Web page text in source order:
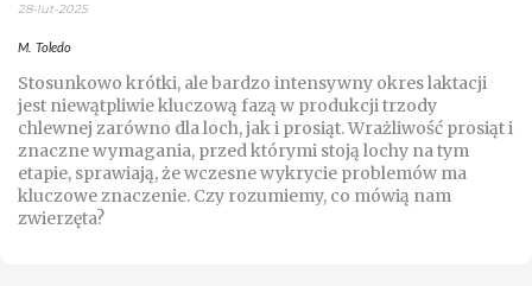
28-lut-2025
M. Toledo
Stosunkowo krótki, ale bardzo intensywny okres laktacji
jest niewątpliwie kluczową fazą w produkcji trzody
chlewnej zarówno dla loch, jak i prosiąt. Wrażliwość prosiąt i
znaczne wymagania, przed którymi stoją lochy na tym
etapie, sprawiają, że wczesne wykrycie problemów ma
kluczowe znaczenie. Czy rozumiemy, co mówią nam
zwierzęta?